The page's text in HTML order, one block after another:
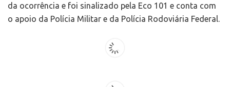
da ocorrência e foi sinalizado pela Eco 101 e conta com
o apoio da Polícia Militar e da Polícia Rodoviária Federal.